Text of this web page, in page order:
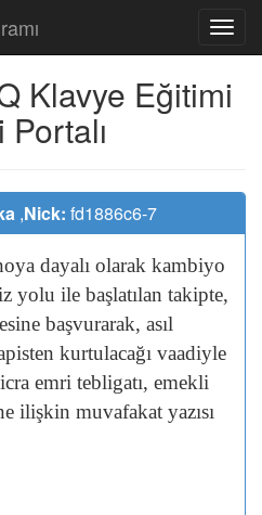
Klavye Eğitimi
,Nick: fd1886c6-7
dayalı olarak kambiyo
yolu ile başlatılan takipte,
başvurarak, asıl
kurtulacağı vaadiyle
icra emri tebligatı, emekli
ilişkin muvafakat yazısı